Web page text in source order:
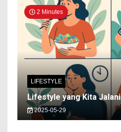
2 Minutes
LIFESTYLE
Lifestyle yang Kita Jalani
2025-05-29